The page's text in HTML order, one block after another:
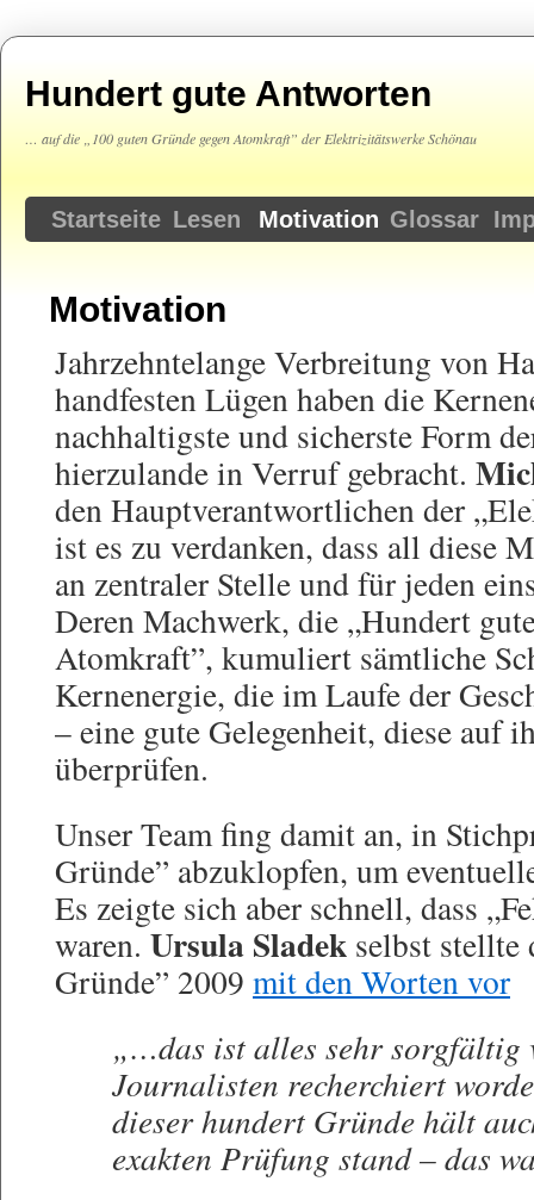
Hundert gute Antworten
… auf die „100 guten Gründe gegen Atomkraft” der Elektrizitätswerke Schönau
Springe
Inhalt
Startseite Lesen Motivation Glossar
Motivation
Jahrzehntelange Verbreitung von
handfesten Lügen haben die
nachhaltigste und sicherste Form
hierzulande in Verruf gebracht.
den Hauptverantwortlichen der
ist es zu verdanken, dass all diese
an zentraler Stelle und für jeden
Deren Machwerk, die „Hundert
Atomkraft”, kumuliert sämtliche
Kernenergie, die im Laufe der
– eine gute Gelegenheit, diese auf
überprüfen.
Unser Team fing damit an, in
Gründe” abzuklopfen, um
Es zeigte sich aber schnell, dass
waren. Ursula Sladek selbst stellte
Gründe” 2009 mit den Worten vor
„…das ist alles sehr sorgfältig
Journalisten recherchiert
dieser hundert Gründe hält
exakten Prüfung stand – das